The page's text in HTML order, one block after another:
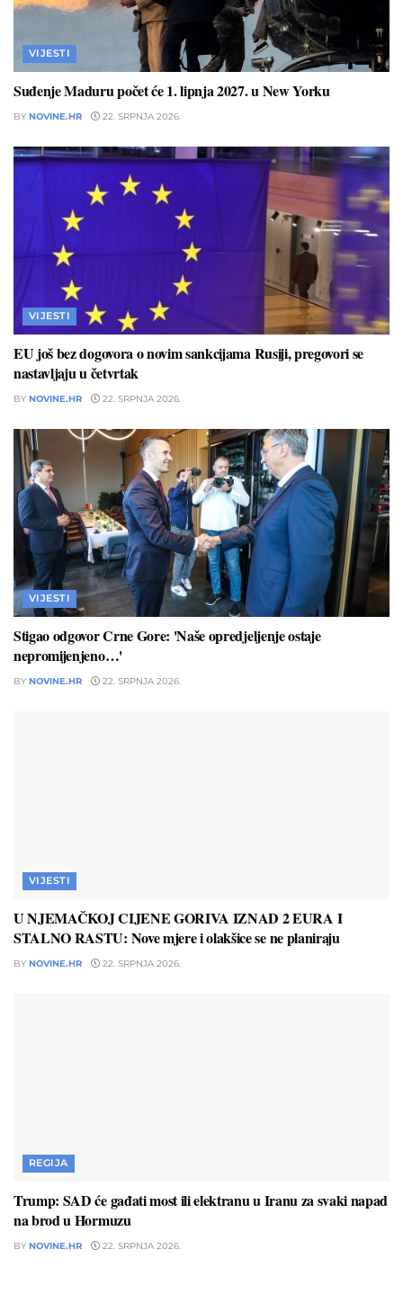
VIJESTI
Suđenje Maduru počet će 1. lipnja 2027. u New Yorku
BY NOVINE.HR 22. SRPNJA 2026.
VIJESTI
EU još bez dogovora o novim sankcijama Rusiji, pregovori se
nastavljaju u četvrtak
BY NOVINE.HR 22. SRPNJA 2026.
VIJESTI
Stigao odgovor Crne Gore: 'Naše opredjeljenje ostaje
nepromijenjeno…'
BY NOVINE.HR 22. SRPNJA 2026.
VIJESTI
U NJEMAČKOJ CIJENE GORIVA IZNAD 2 EURA I
STALNO RASTU: Nove mjere i olakšice se ne planiraju
BY NOVINE.HR 22. SRPNJA 2026.
REGIJA
Trump: SAD će gađati most ili elektranu u Iranu za svaki napad
na brod u Hormuzu
BY NOVINE.HR 22. SRPNJA 2026.